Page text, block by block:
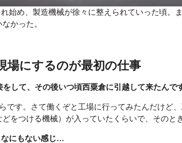
始め、製造機械が徐々に整えられていった頃。
かった。
場にするのが最初の仕事
して、その後いつ頃西粟倉に引越して来たんで
です。さて働くぞと工場に行ってみたんだけど
をつける機械）が入っていたくらいで、そのと
なにもない感じ…